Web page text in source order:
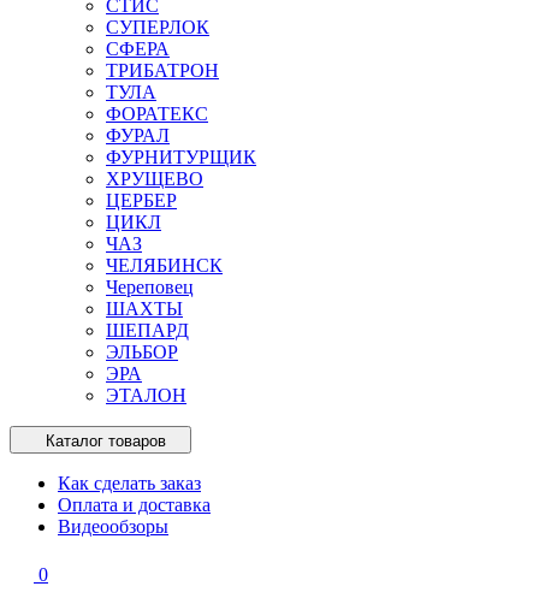
СТИС
СУПЕРЛОК
СФЕРА
ТРИБАТРОН
ТУЛА
ФОРАТЕКС
ФУРАЛ
ФУРНИТУРЩИК
ХРУЩЕВО
ЦЕРБЕР
ЦИКЛ
ЧАЗ
ЧЕЛЯБИНСК
Череповец
ШАХТЫ
ШЕПАРД
ЭЛЬБОР
ЭРА
ЭТАЛОН
Каталог товаров
Как сделать заказ
Оплата и доставка
Видеообзоры
0